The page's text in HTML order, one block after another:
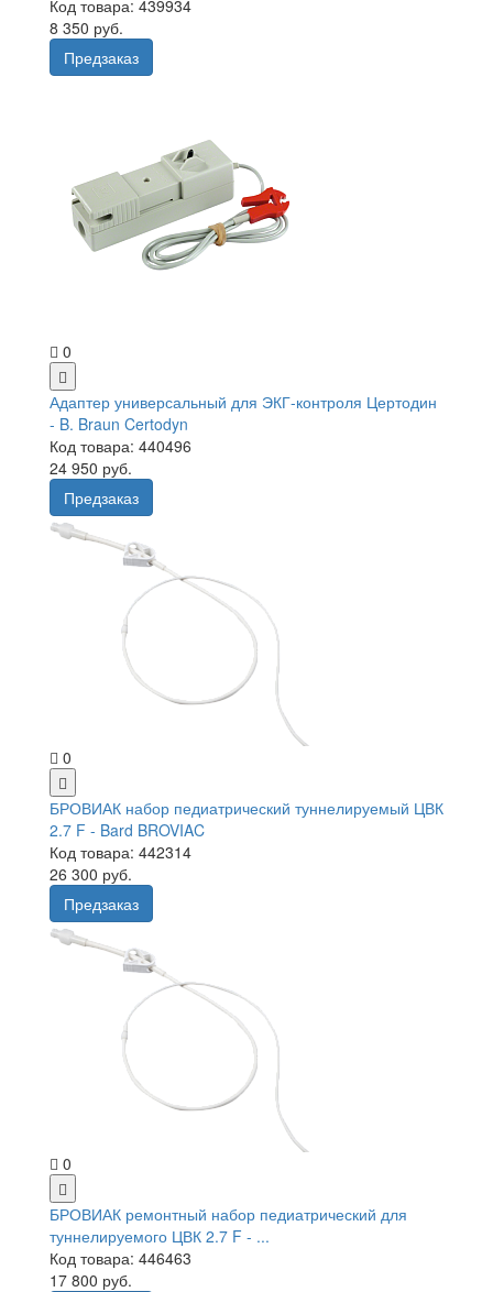
Код товара: 439934
8 350 руб.
Предзаказ
0
Адаптер универсальный для ЭКГ-контроля Цертодин
- B. Braun Certodyn
Код товара: 440496
24 950 руб.
Предзаказ
0
БРОВИАК набор педиатрический туннелируемый ЦВК
2.7 F - Bard BROVIAC
Код товара: 442314
26 300 руб.
Предзаказ
0
БРОВИАК ремонтный набор педиатрический для
туннелируемого ЦВК 2.7 F - ...
Код товара: 446463
17 800 руб.